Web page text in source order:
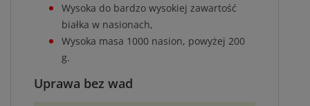
Wysoka do bardzo wysokiej zawartość
białka w nasionach,
Wysoka masa 1000 nasion, powyżej 200
g.
Uprawa bez wad